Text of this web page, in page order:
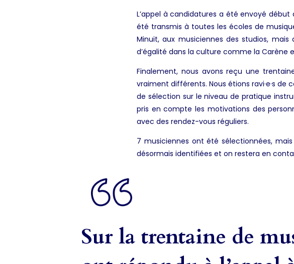
L’appel à candidatures a été envoyé
été transmis à toutes les écoles de
Minuit, aux musiciennes des studios,
d’égalité dans la culture comme la Carène
Finalement, nous avons reçu une
vraiment différents. Nous étions ravi·e·s
de sélection sur le niveau de pratique
pris en compte les motivations des
avec des rendez-vous réguliers.
7 musiciennes ont été sélectionnées,
désormais identifiées et on restera en
Sur la trentaine de